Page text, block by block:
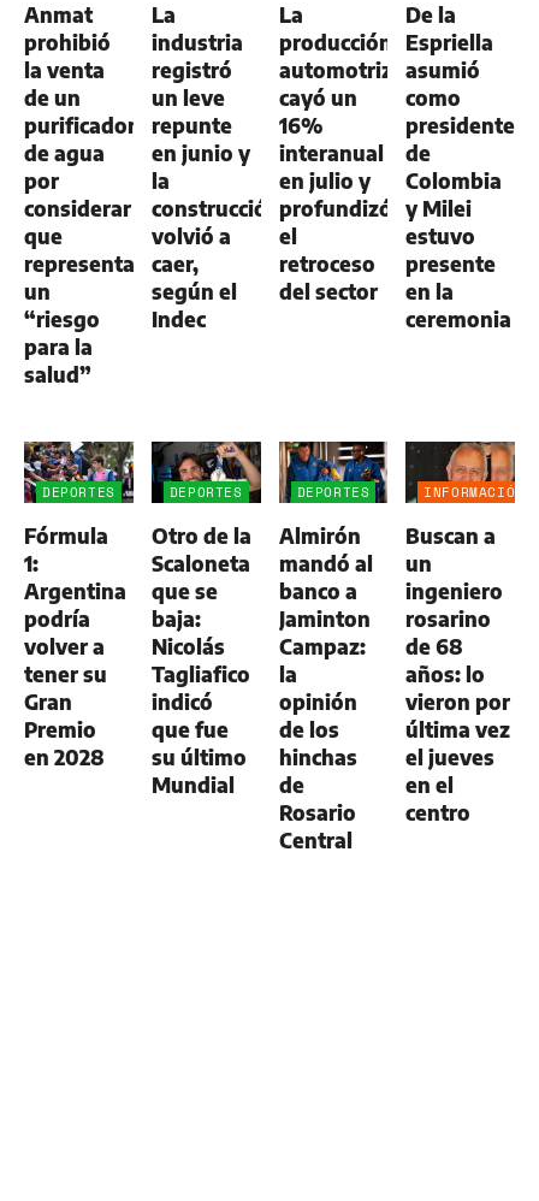
Anmat
prohibió
la venta
de un
purificador
de agua
por
considerar
que
representa
un
“riesgo
para la
salud”
La
industria
registró
un leve
repunte
en junio y
la
construcción
volvió a
caer,
según el
Indec
La
producción
automotriz
cayó un
16%
interanual
en julio y
profundizó
el
retroceso
del sector
De la
Espriella
asumió
como
presidente
de
Colombia
y Milei
estuvo
presente
en la
ceremonia
DEPORTES
Fórmula
1:
Argentina
podría
volver a
tener su
Gran
Premio
en 2028
DEPORTES
Otro de la
Scaloneta
que se
baja:
Nicolás
Tagliafico
indicó
que fue
su último
Mundial
DEPORTES
Almirón
mandó al
banco a
Jaminton
Campaz:
la
opinión
de los
hinchas
de
Rosario
Central
INFORMACIÓN
Buscan a
un
ingeniero
rosarino
de 68
años: lo
vieron por
última vez
el jueves
en el
centro